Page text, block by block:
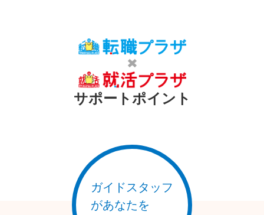
二つ目の柱の「子ども・教育」では結婚・妊娠・出産・子育て
を応援する環境の整備強化を図っています。仕事と子育ての両
立支援に力を入れているので出産後の職場復帰のみならず、ス
タッフのワークライフバランスを考え、キャリアと人生を応援
する「イクボス(経営者・管理職)の取り組み」を行っていま
ともに、勤労と通じた社会参画を推進しています。また、地域
経済の核となる企業誘致を進めるとともに、産学官連携による
ものづくり産業等の発展と研究開発拠点などの集積に取り組ん
でいます。あらゆる産業分野の活性化を図っているので働きた
い業種への転職がしやすいのではないでしょうか。
四つ目の柱の「環境・県土」では公共施設やインフラ・農業水
サポートポイント
ガイドスタッフ
があなたを